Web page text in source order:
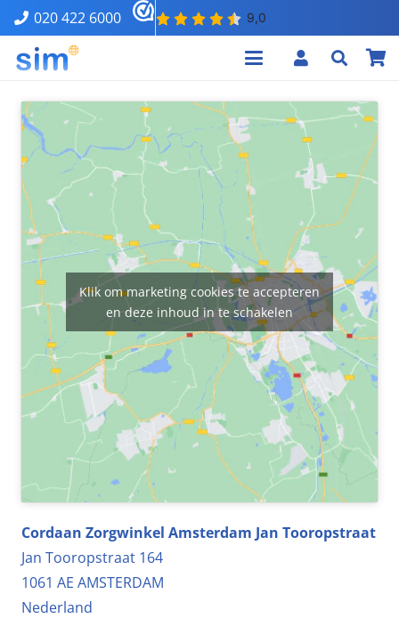
020 422 6000
Klik om marketing cookies te accepteren
en deze inhoud in te schakelen
Cordaan Zorgwinkel Amsterdam Jan Tooropstraat
Jan Tooropstraat 164
1061 AE AMSTERDAM
Nederland